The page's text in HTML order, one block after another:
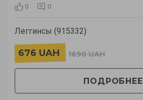
0 0
Леггинсы (915332)
676 UAH 1690 UAH
ПОДРОБНЕЕ